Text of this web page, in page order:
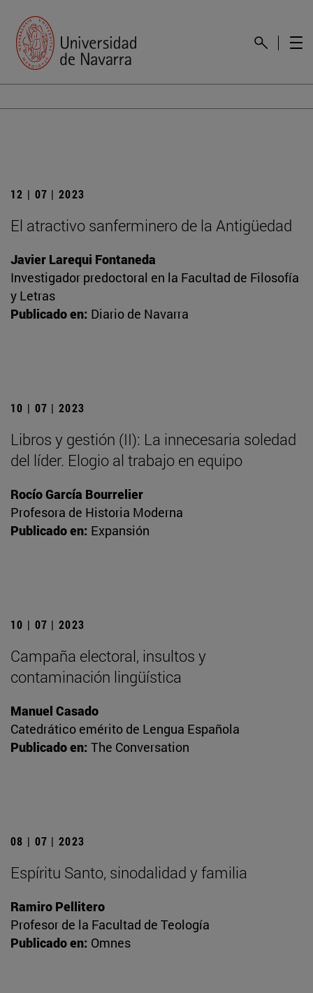
12 | 07 | 2023
El atractivo sanferminero de la Antigüedad
Javier Larequi Fontaneda
Investigador predoctoral en la Facultad de Filosofía
y Letras
Publicado en: Diario de Navarra
10 | 07 | 2023
Libros y gestión (II): La innecesaria soledad
del líder. Elogio al trabajo en equipo
Rocío García Bourrelier
Profesora de Historia Moderna
Publicado en: Expansión
10 | 07 | 2023
Campaña electoral, insultos y
contaminación lingüística
Manuel Casado
Catedrático emérito de Lengua Española
Publicado en: The Conversation
08 | 07 | 2023
Espíritu Santo, sinodalidad y familia
Ramiro Pellitero
Profesor de la Facultad de Teología
Publicado en: Omnes